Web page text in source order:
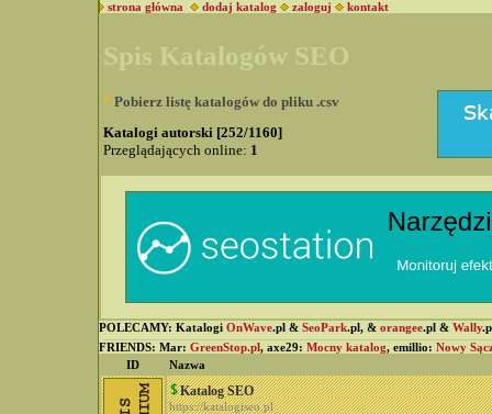
strona główna dodaj katalog zaloguj kontakt
Spis Katalogów SEO
* Pobierz listę katalogów do pliku .csv
Katalogi autorski [252/1160]
Przeglądających online: 1
POLECAMY: Katalogi OnWave.pl & SeoPark.pl, & orangee.pl & Wally
FRIENDS: Mar: GreenStop.pl, axe29: Mocny katalog, emillio: Nowy
ID
Nazwa
Katalog SEO
https://katalogiseo.pl